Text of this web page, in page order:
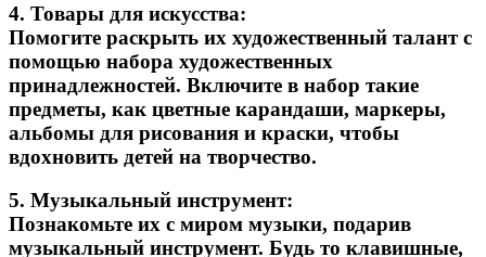
4. Товары для искусства:
Помогите раскрыть их художественный талант с
помощью набора художественных
принадлежностей. Включите в набор такие
предметы, как цветные карандаши, маркеры,
альбомы для рисования и краски, чтобы
вдохновить детей на творчество.
5. Музыкальный инструмент:
Познакомьте их с миром музыки, подарив
музыкальный инструмент. Будь то клавишные,